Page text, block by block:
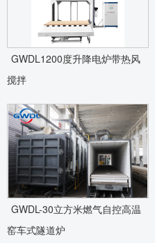
GWDL1200度升降电炉带热风
搅拌
GWDL-30立方米燃气自控高温
窑车式隧道炉